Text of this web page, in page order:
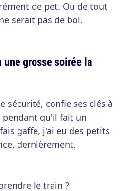
de pet. Ou de tout
serait pas de bol.
une grosse soirée la
sécurité, confie ses clés à
pendant qu'il fait un
gaffe, j'ai eu des petits
dernièrement.
le train ?